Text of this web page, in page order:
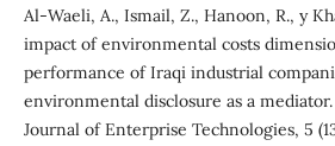
Al-Waeli, A., Ismail, Z., Hanoon, R., y
impact of environmental costs
performance of Iraqi industrial
environmental disclosure as a
Journal of Enterprise Technologies, 5